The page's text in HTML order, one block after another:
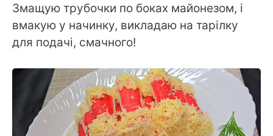
Змащую трубочки по боках майонезом, і
вмакую у начинку, викладаю на тарілку
для подачі, смачного!